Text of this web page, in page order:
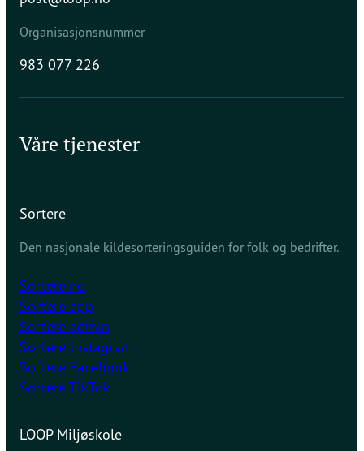
Organisasjonsnummer
983 077 226
Våre tjenester
Sortere
Den nasjonale kildesorteringsguiden for folk og bedrifter.
Sortere.no
Sortere app
Sortere admin
Sortere Instagram
Sortere Facebook
Sortere TikTok
LOOP Miljøskole